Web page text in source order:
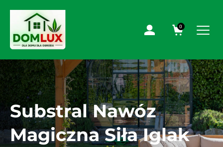
0
Substral Nawóz
Magiczna Siła Iglak